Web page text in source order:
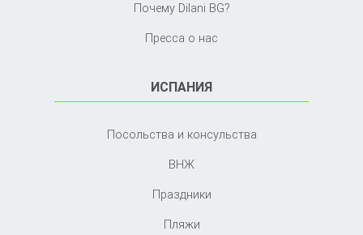
Почему Dilani BG?
Пресса о нас
ИСПАНИЯ
Посольства и консульства
ВНЖ
Праздники
Пляжи